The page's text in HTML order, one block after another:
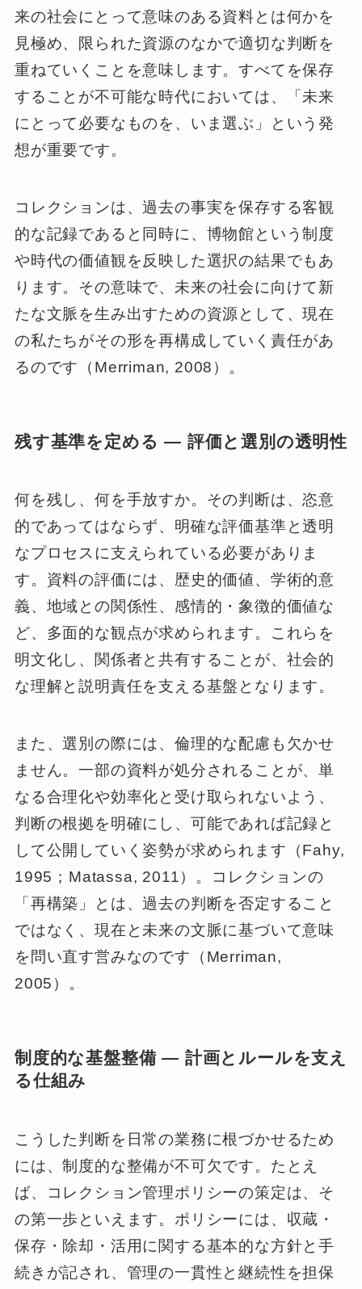
来の社会にとって意味のある資料とは何かを
見極め、限られた資源のなかで適切な判断を
重ねていくことを意味します。すべてを保存
することが不可能な時代においては、「未来
にとって必要なものを、いま選ぶ」という発
想が重要です。
コレクションは、過去の事実を保存する客観
的な記録であると同時に、博物館という制度
や時代の価値観を反映した選択の結果でもあ
ります。その意味で、未来の社会に向けて新
たな文脈を生み出すための資源として、現在
の私たちがその形を再構成していく責任があ
るのです（Merriman, 2008）。
残す基準を定める ― 評価と選別の透明性
何を残し、何を手放すか。その判断は、恣意
的であってはならず、明確な評価基準と透明
なプロセスに支えられている必要がありま
す。資料の評価には、歴史的価値、学術的意
義、地域との関係性、感情的・象徴的価値な
ど、多面的な観点が求められます。これらを
明文化し、関係者と共有することが、社会的
な理解と説明責任を支える基盤となります。
また、選別の際には、倫理的な配慮も欠かせ
ません。一部の資料が処分されることが、単
なる合理化や効率化と受け取られないよう、
判断の根拠を明確にし、可能であれば記録と
して公開していく姿勢が求められます（Fahy,
1995；Matassa, 2011）。コレクションの
「再構築」とは、過去の判断を否定すること
ではなく、現在と未来の文脈に基づいて意味
を問い直す営みなのです（Merriman,
2005）。
制度的な基盤整備 ― 計画とルールを支え
る仕組み
こうした判断を日常の業務に根づかせるため
には、制度的な整備が不可欠です。たとえ
ば、コレクション管理ポリシーの策定は、そ
の第一歩といえます。ポリシーには、収蔵・
保存・除却・活用に関する基本的な方針と手
続きが記され、管理の一貫性と継続性を担保